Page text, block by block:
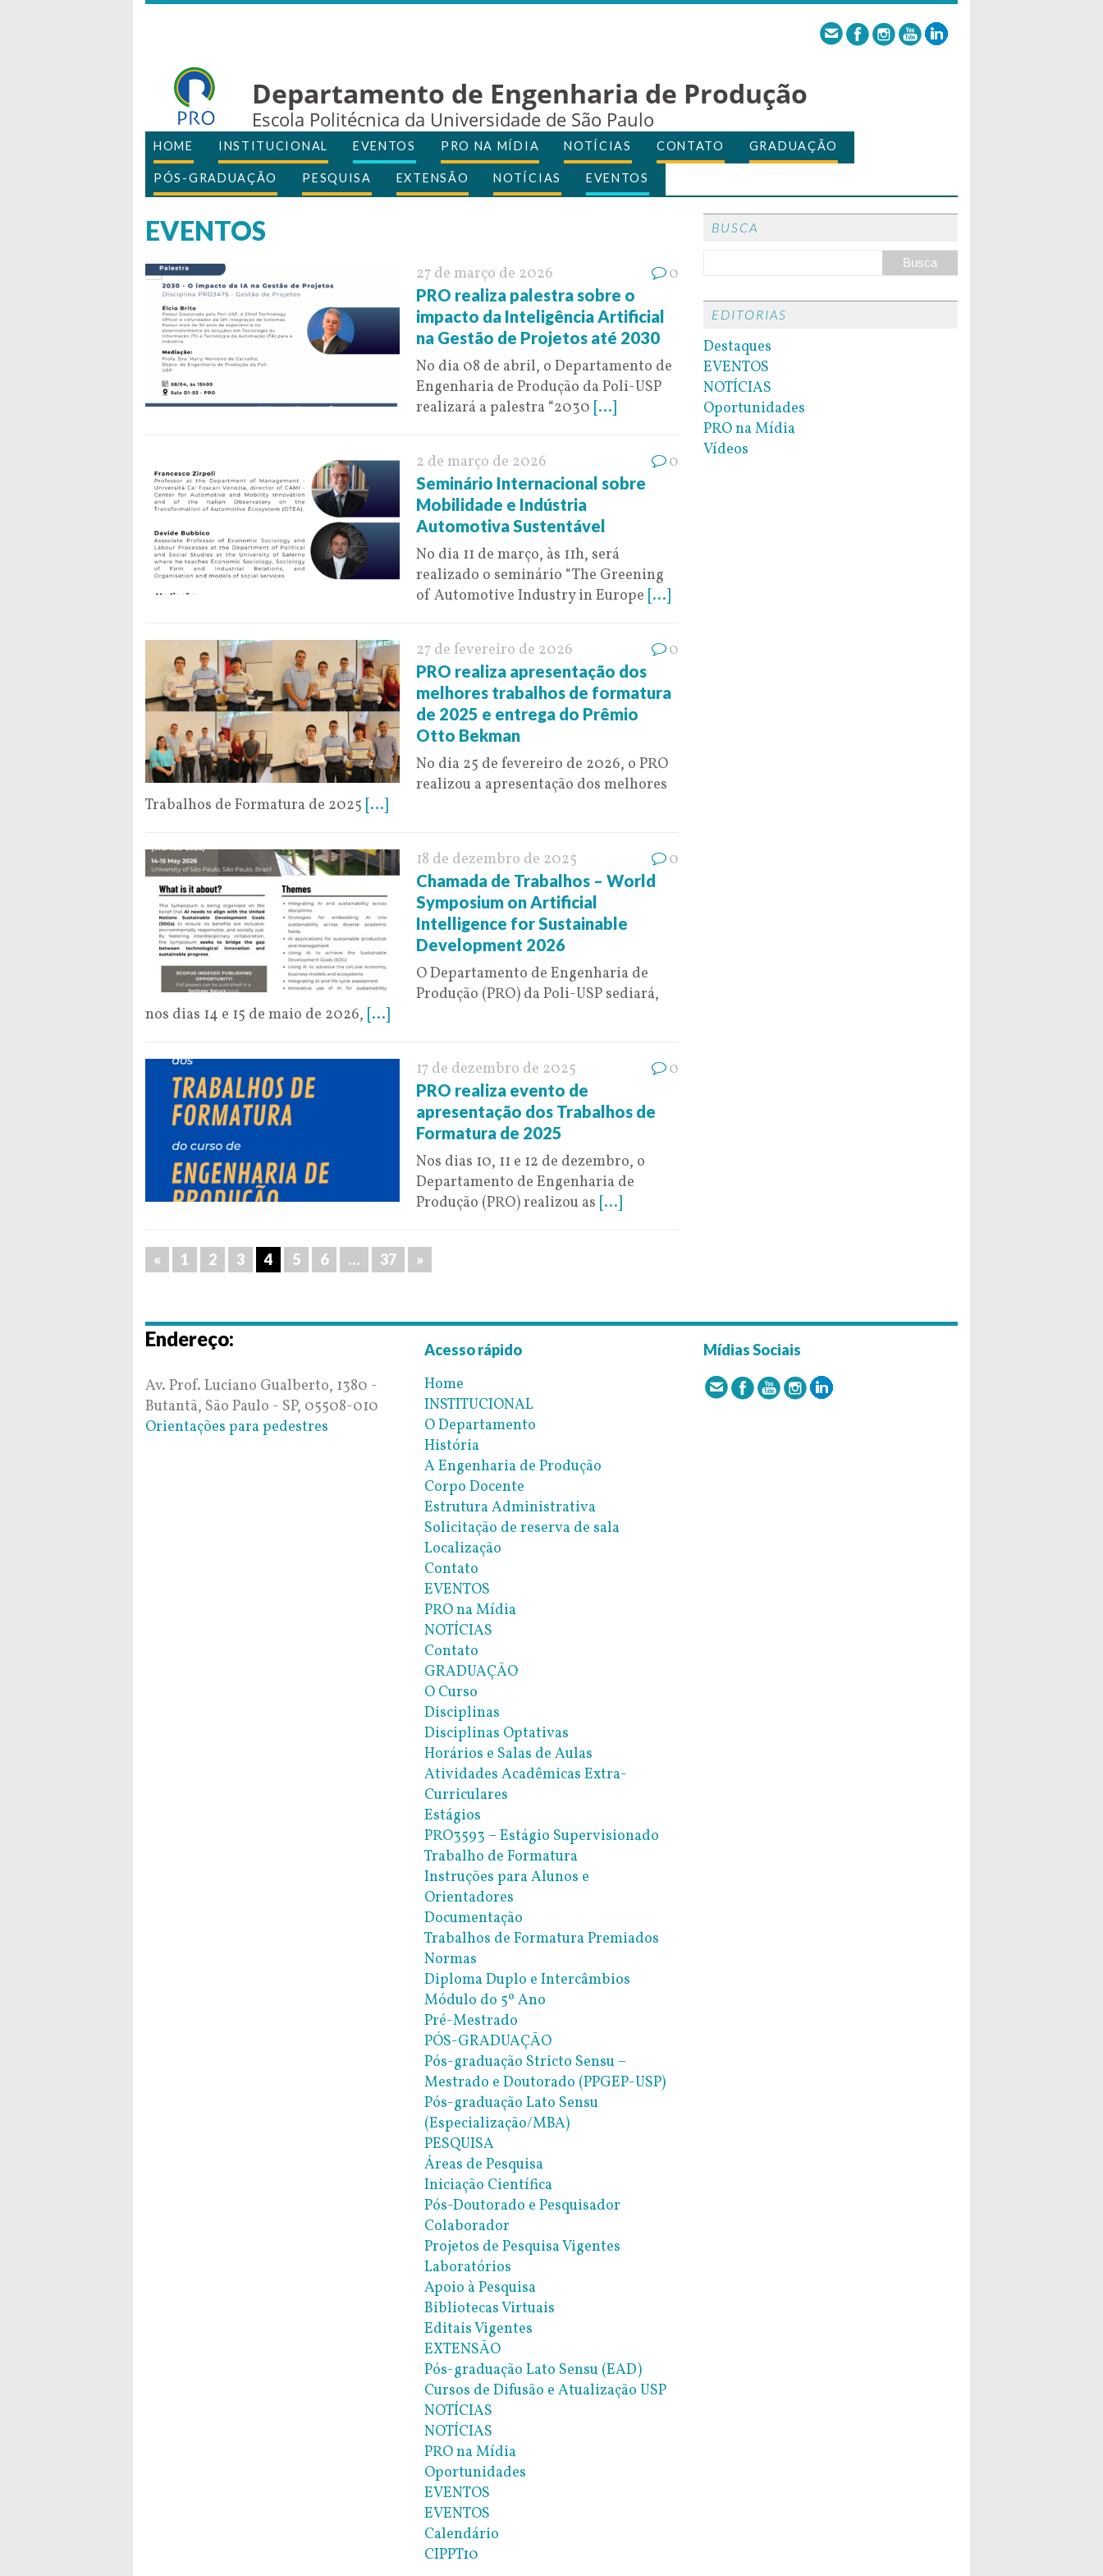
Departamento de Engenharia de Produção
Escola Politécnica da Universidade de São Paulo
HOME INSTITUCIONAL EVENTOS PRO NA MÍDIA NOTÍCIAS CONTATO GRADUAÇÃO
PÓS-GRADUAÇÃO PESQUISA EXTENSÃO NOTÍCIAS EVENTOS
EVENTOS
27 de março de 2026 0
PRO realiza palestra sobre o
impacto da Inteligência Artificial
na Gestão de Projetos até 2030
No dia 08 de abril, o Departamento de
Engenharia de Produção da Poli-USP
realizará a palestra “2030 [...]
2 de março de 2026 0
Seminário Internacional sobre
Mobilidade e Indústria
Automotiva Sustentável
No dia 11 de março, às 11h, será
realizado o seminário “The Greening
of Automotive Industry in Europe [...]
27 de fevereiro de 2026 0
PRO realiza apresentação dos
melhores trabalhos de formatura
de 2025 e entrega do Prêmio
Otto Bekman
No dia 25 de fevereiro de 2026, o PRO
realizou a apresentação dos melhores
Trabalhos de Formatura de 2025 [...]
18 de dezembro de 2025 0
Chamada de Trabalhos – World
Symposium on Artificial
Intelligence for Sustainable
Development 2026
O Departamento de Engenharia de
Produção (PRO) da Poli-USP sediará,
nos dias 14 e 15 de maio de 2026, [...]
17 de dezembro de 2025 0
PRO realiza evento de
apresentação dos Trabalhos de
Formatura de 2025
Nos dias 10, 11 e 12 de dezembro, o
Departamento de Engenharia de
Produção (PRO) realizou as [...]
« 1 2 3 4 5 6 … 37 »
BUSCA
EDITORIAS
Destaques
EVENTOS
NOTÍCIAS
Oportunidades
PRO na Mídia
Vídeos
Endereço:
Av. Prof. Luciano Gualberto, 1380 -
Butantã, São Paulo - SP, 05508-010
Orientações para pedestres
Acesso rápido
Home
INSTITUCIONAL
O Departamento
História
A Engenharia de Produção
Corpo Docente
Estrutura Administrativa
Solicitação de reserva de sala
Localização
Contato
EVENTOS
PRO na Mídia
NOTÍCIAS
Contato
GRADUAÇÃO
O Curso
Disciplinas
Disciplinas Optativas
Horários e Salas de Aulas
Atividades Acadêmicas Extra-
Curriculares
Estágios
PRO3593 – Estágio Supervisionado
Trabalho de Formatura
Instruções para Alunos e
Orientadores
Documentação
Trabalhos de Formatura Premiados
Normas
Diploma Duplo e Intercâmbios
Módulo do 5º Ano
Pré-Mestrado
PÓS-GRADUAÇÃO
Pós-graduação Stricto Sensu –
Mestrado e Doutorado (PPGEP-USP)
Pós-graduação Lato Sensu
(Especialização/MBA)
PESQUISA
Áreas de Pesquisa
Iniciação Científica
Pós-Doutorado e Pesquisador
Colaborador
Projetos de Pesquisa Vigentes
Laboratórios
Apoio à Pesquisa
Bibliotecas Virtuais
Editais Vigentes
EXTENSÃO
Pós-graduação Lato Sensu (EAD)
Cursos de Difusão e Atualização USP
NOTÍCIAS
NOTÍCIAS
PRO na Mídia
Oportunidades
EVENTOS
EVENTOS
Calendário
CIPPT10
Mídias Sociais